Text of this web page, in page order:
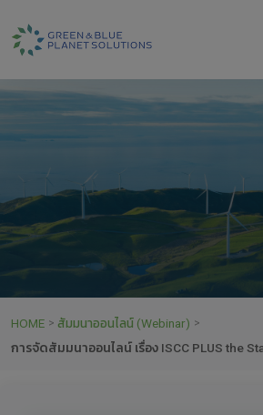
HOME > สัมมนาออนไลน์ (Webinar) >
การจัดสัมมนาออนไลน์ เรื่อง ISCC PLUS the